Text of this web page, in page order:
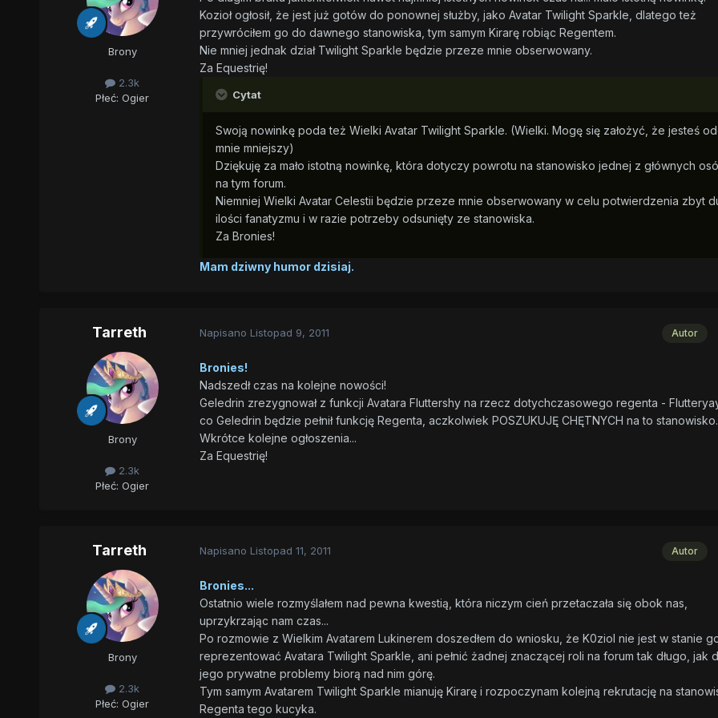
Brony
2.3k
Płeć: Ogier
Kozioł ogłosił, że jest już gotów do ponownej służby, jako Avatar Twilight Sparkle, dlatego też
przywróciłem go do dawnego stanowiska, tym samym Kirarę robiąc Regentem.
Nie mniej jednak dział Twilight Sparkle będzie przeze mnie obserwowany.
Za Equestrię!
Cytat
Swoją nowinkę poda też Wielki Avatar Twilight Sparkle. (Wielki. Mogę się założyć, że jesteś
mnie mniejszy)
Dziękuję za mało istotną nowinkę, która dotyczy powrotu na stanowisko jednej z głównych
na tym forum.
Niemniej Wielki Avatar Celestii będzie przeze mnie obserwowany w celu potwierdzenia zbyt
ilości fanatyzmu i w razie potrzeby odsunięty ze stanowiska.
Za Bronies!
Mam dziwny humor dzisiaj.
Tarreth
Brony
2.3k
Płeć: Ogier
Autor
Napisano Listopad 9, 2011
Bronies!
Nadszedł czas na kolejne nowości!
Geledrin zrezygnował z funkcji Avatara Fluttershy na rzecz dotychczasowego regenta -
co Geledrin będzie pełnił funkcję Regenta, aczkolwiek POSZUKUJĘ CHĘTNYCH na to stanowisko.
Wkrótce kolejne ogłoszenia...
Za Equestrię!
Tarreth
Brony
2.3k
Płeć: Ogier
Autor
Napisano Listopad 11, 2011
Bronies...
Ostatnio wiele rozmyślałem nad pewna kwestią, która niczym cień przetaczała się obok nas,
uprzykrzając nam czas...
Po rozmowie z Wielkim Avatarem Lukinerem doszedłem do wniosku, że K0ziol nie jest w stanie
reprezentować Avatara Twilight Sparkle, ani pełnić żadnej znaczącej roli na forum tak długo, jak
jego prywatne problemy biorą nad nim górę.
Tym samym Avatarem Twilight Sparkle mianuję Kirarę i rozpoczynam kolejną rekrutację na
Regenta tego kucyka.